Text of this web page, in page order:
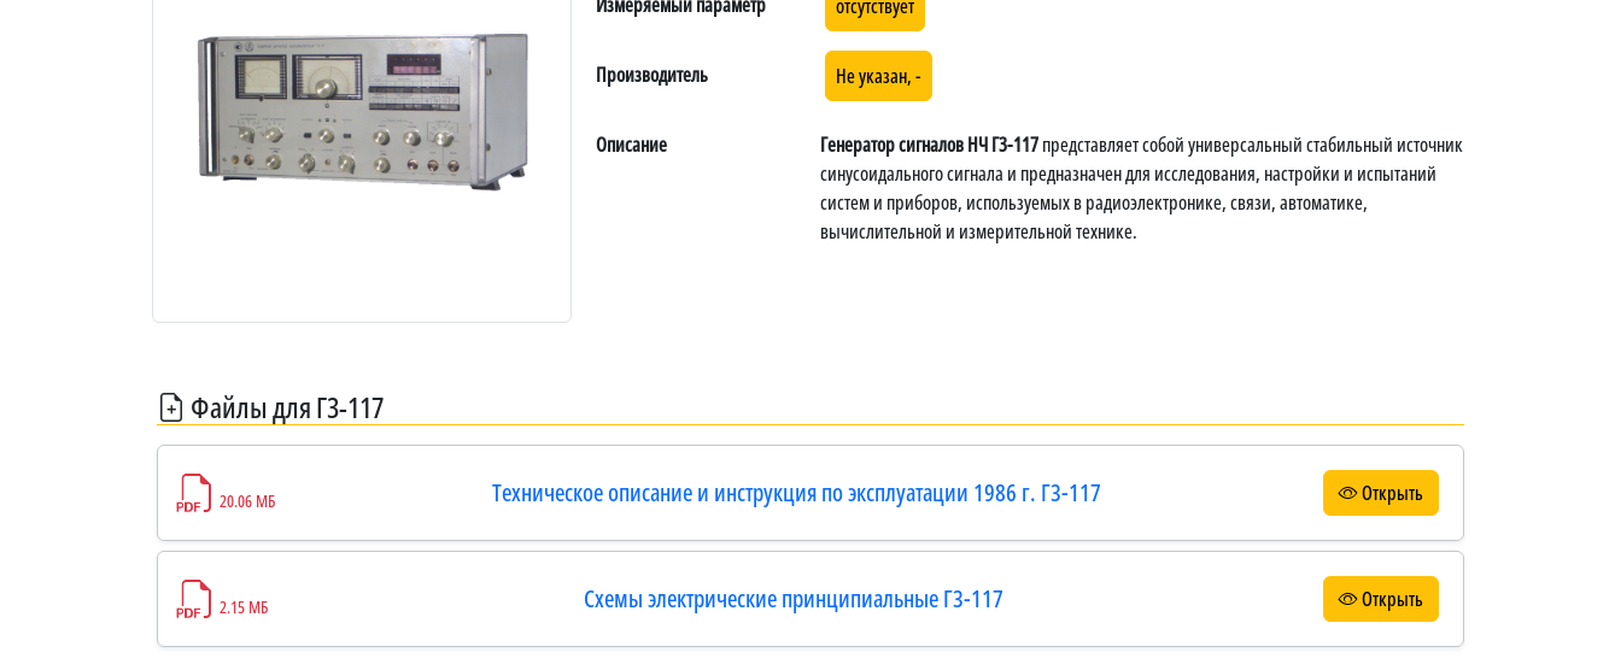
отсутствует
Производитель Не указан, -
Описание Генератор сигналов НЧ Г3-117представляет собой универсальный стабильный источник
синусоидального сигнала и предназначен для исследования, настройки и испытаний
систем и приборов, используемых в радиоэлектронике, связи, автоматике,
вычислительной и измерительной технике.
Файлы для Г3-117
20.06 МБ Техническое описание и инструкция по эксплуатации 1986 г. Г3-117 Открыть
2.15 МБ Схемы электрические принципиальные Г3-117 Открыть